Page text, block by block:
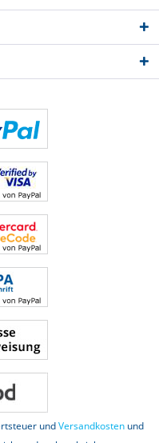
undVersandkostenund